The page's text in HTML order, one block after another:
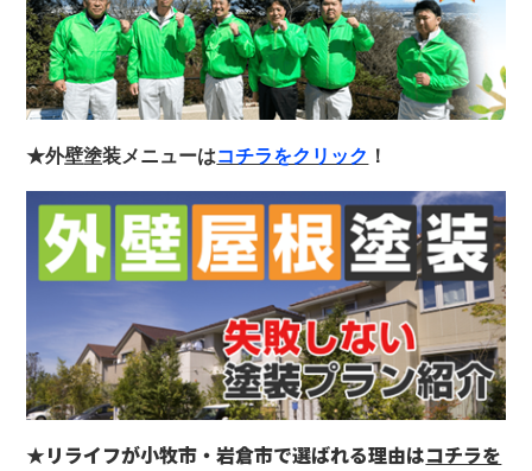
★外壁塗装メニューはコチラをクリック ！
★リライフが小牧市・岩倉市で選ばれる理由はコチラを